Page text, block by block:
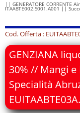
|| GENERATORE CORRENTE
ITAABTE002.S001.A001 ||
Cod. Offerta :
GENZIANA
30% // Mangi e
Specialità